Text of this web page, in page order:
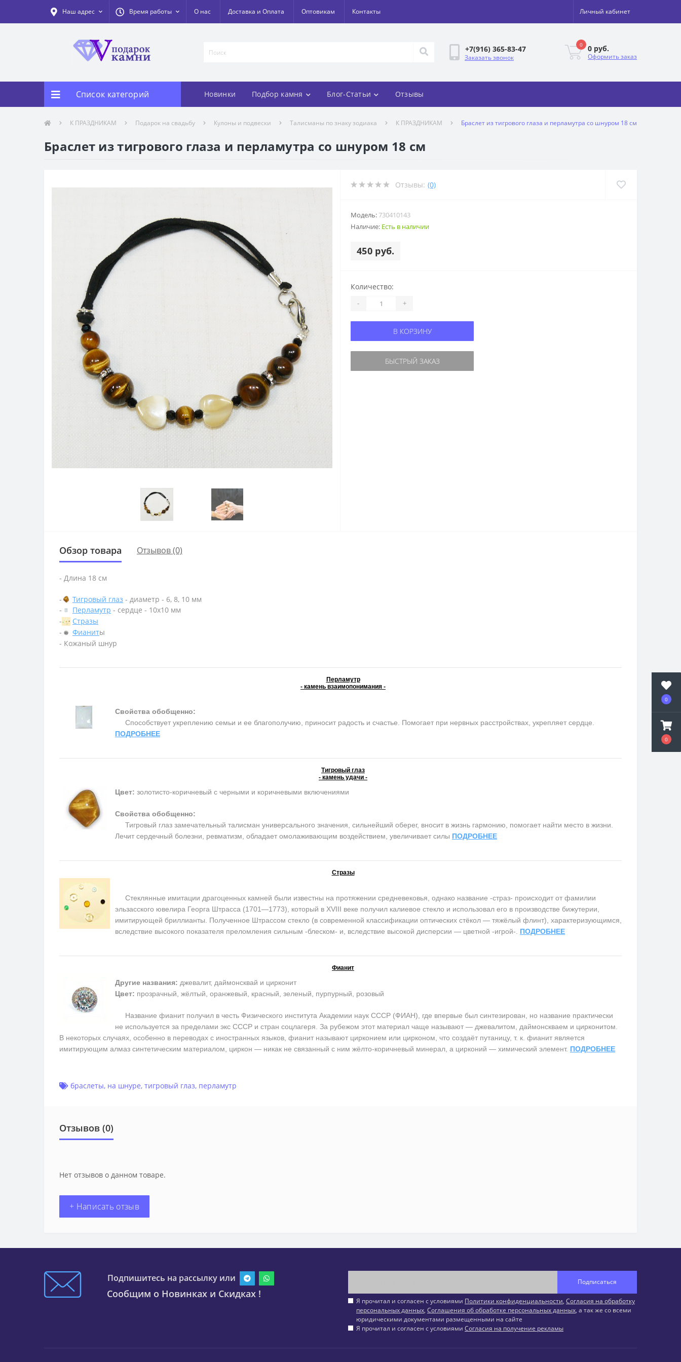
0
0
Наш адрес Время работы О нас Доставка и Оплата Оптовикам Контакты Личный кабинет
+7(916) 365-83-47
Заказать звонок
0 0 руб.
Оформить заказ
Список категорий Новинки Подбор камня Блог-Статьи Отзывы
К ПРАЗДНИКАМ Подарок на свадьбу Кулоны и подвески Талисманы по знаку зодиака К ПРАЗДНИКАМ Браслет из тигрового глаза и перламутра со шнуром 18 см
Браслет из тигрового глаза и перламутра со шнуром 18 см
Отзывы: (0)
Модель:730410143
Наличие: Есть в наличии
450 руб.
Количество:
- +
В КОРЗИНУ
БЫСТРЫЙ ЗАКАЗ
Обзор товара Отзывов (0)
- Длина 18 см
- Тигровый глаз - диаметр - 6, 8, 10 мм
-
Перламутр - сердце - 10х10 мм
-
Стразы
-
Фианиты
- Кожаный шнур
Перламутр
- камень взаимопонимания -
Свойства обобщенно:
Способствует укреплению семьи и ее благополучию, приносит радость и счастье. Помогает при нервных расстройствах, укрепляет сердце.
ПОДРОБНЕЕ
Тигровый глаз
- камень удачи -
Цвет: золотисто-коричневый с черными и коричневыми включениями
Свойства обобщенно:
Тигровый глаз замечательный талисман универсального значения, сильнейший оберег, вносит в жизнь гармонию, помогает найти место в жизни.
Лечит сердечный болезни, ревматизм, обладает омолаживающим воздействием, увеличивает силы ПОДРОБНЕЕ
Стразы
Стеклянные имитации драгоценных камней были известны на протяжении средневековья, однако название -страз- происходит от фамилии
эльзасского ювелира Георга Штрасса (1701—1773), который в XVIII веке получил калиевое стекло и использовал его в производстве бижутерии,
имитирующей бриллианты. Полученное Штрассом стекло (в современной классификации оптических стёкол — тяжёлый флинт), характеризующимся,
вследствие высокого показателя преломления сильным -блеском- и, вследствие высокой дисперсии — цветной -игрой-. ПОДРОБНЕЕ
Фианит
Другие названия: джевалит, даймонсквай и цирконит
Цвет: прозрачный, жёлтый, оранжевый, красный, зеленый, пурпурный, розовый
Название фианит получил в честь Физического института Академии наук СССР (ФИАН), где впервые был синтезирован, но название практически
не используется за пределами экс СССР и стран соцлагеря. За рубежом этот материал чаще называют — джевалитом, даймонскваем и цирконитом.
В некоторых случаях, особенно в переводах с иностранных языков, фианит называют цирконием или цирконом, что создаёт путаницу, т. к. фианит является
имитирующим алмаз синтетическим материалом, циркон — никак не связанный с ним жёлто-коричневый минерал, а цирконий — химический элемент. ПОДРОБНЕЕ
браслеты, на шнуре, тигровый глаз, перламутр
Отзывов (0)
Нет отзывов о данном товаре.
+ Написать отзыв
Подпишитесь на рассылку или
Сообщим о Новинках и Скидках !
Подписаться
Я прочитал и согласен с условиями Политики конфиденциальности, Согласия на обработку
персональных данных, Соглашения об обработке персональных данных, а так же со всеми
юридическими документами размещенными на сайте
Я прочитал и согласен с условиями Согласия на получение рекламы